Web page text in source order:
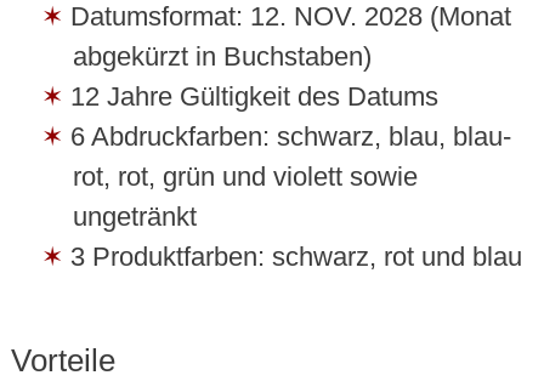
Datumsformat: 12. NOV. 2028 (Monat
abgekürzt in Buchstaben)
12 Jahre Gültigkeit des Datums
6 Abdruckfarben: schwarz, blau, blau-
rot, rot, grün und violett sowie
ungetränkt
3 Produktfarben: schwarz, rot und blau
Vorteile